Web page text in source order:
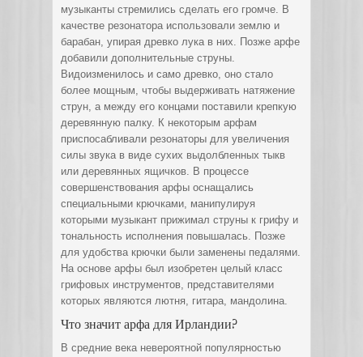
музыканты стремились сделать его громче. В
качестве резонатора использовали землю и
барабан, упирая древко лука в них. Позже арфе
добавили дополнительные струны.
Видоизменилось и само древко, оно стало
более мощным, чтобы выдерживать натяжение
струн, а между его концами поставили крепкую
деревянную палку. К некоторым арфам
приспосабливали резонаторы для увеличения
силы звука в виде сухих выдолбленных тыкв
или деревянных ящичков. В процессе
совершенствования арфы оснащались
специальными крючками, манипулируя
которыми музыкант прижимал струны к грифу и
тональность исполнения повышалась. Позже
для удобства крючки были заменены педалями.
На основе арфы был изобретен целый класс
грифовых инструментов, представителями
которых являются лютня, гитара, мандолина.
Что значит арфа для Ирландии?
В средние века невероятной популярностью